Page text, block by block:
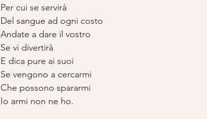
Per cui se servirà
Del sangue ad ogni costo
Andate a dare il vostro
Se vi divertirà
E dica pure ai suoi
Se vengono a cercarmi
Che possono spararmi
Io armi non ne ho.